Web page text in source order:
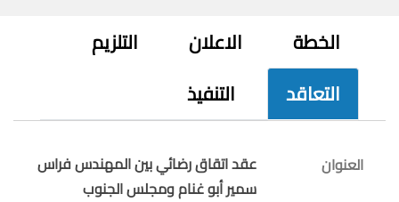
الخطة الاعلان
التلزيم
التعاقد
التنفيذ
العنوان
عقد اتقاق رضائي بين المهندس فراس
سمير أبو غنام ومجلس الجنوب